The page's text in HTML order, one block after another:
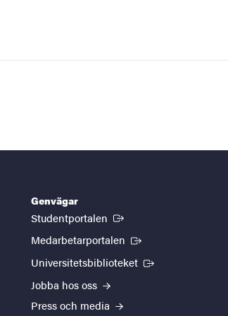
Genvägar
Studentportalen (Extern länk)
Medarbetarportalen (Extern länk)
Universitetsbiblioteket (Extern länk)
Jobba hos oss
Press och media